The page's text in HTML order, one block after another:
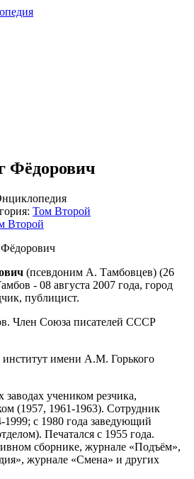
Фёдорович
Том Второй
Второй
(псевдоним А. Тамбовцев) (26
- 08 августа 2007 года, город
публицист.
Член Союза писателей СССР
имени А.М. Горького
учеником резчика,
(1957, 1961-1963). Сотрудник
с 1980 года заведующий
Печатался с 1955 года.
сборнике, журнале «Подъём»,
журнале «Смена» и других